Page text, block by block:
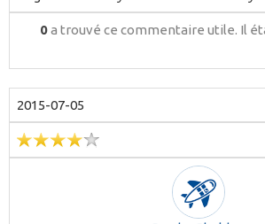
0a trouvé ce commentaire utile. Il
2015-07-05